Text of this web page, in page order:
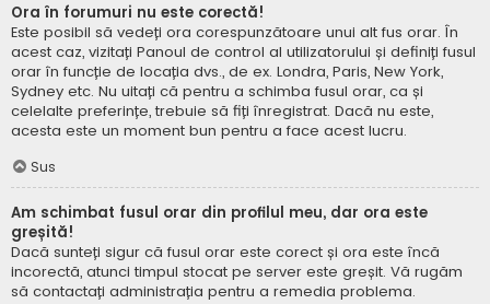
Ora în forumuri nu este corectă!
Este posibil să vedeți ora corespunzătoare unui alt fus orar. În
acest caz, vizitați Panoul de control al utilizatorului și definiți fusul
orar în funcție de locația dvs., de ex. Londra, Paris, New York,
Sydney etc. Nu uitați că pentru a schimba fusul orar, ca și
celelalte preferințe, trebuie să fiți înregistrat. Dacă nu este,
acesta este un moment bun pentru a face acest lucru.
Sus
Am schimbat fusul orar din profilul meu, dar ora este
greșită!
Dacă sunteți sigur că fusul orar este corect și ora este încă
incorectă, atunci timpul stocat pe server este greșit. Vă rugăm
să contactați administrația pentru a remedia problema.